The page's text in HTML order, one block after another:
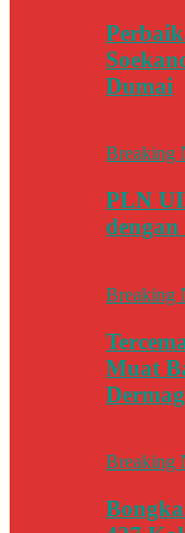
Dumai
Breaking
PLN
Breaking
Muat
Breaking